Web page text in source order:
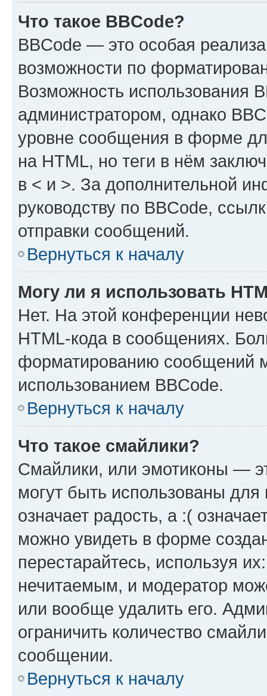
Что такое BBCode?
BBCode — это особая
возможности по
Возможность использования
администратором, однако
уровне сообщения в форме
на HTML, но теги в нём
в < и >. За дополнительной
руководству по BBCode,
отправки сообщений.
Вернуться к началу
Могу ли я использовать
Нет. На этой конференции
HTML-кода в сообщениях.
форматированию сообщений
использованием BBCode.
Вернуться к началу
Что такое смайлики?
Смайлики, или эмотиконы —
могут быть использованы
означает радость, а :(
можно увидеть в форме
перестарайтесь, используя
нечитаемым, и модератор
или вообще удалить его.
ограничить количество
сообщении.
Вернуться к началу